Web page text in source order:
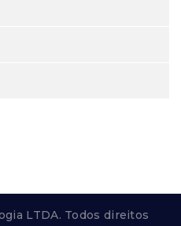
LTDA. Todos direitos